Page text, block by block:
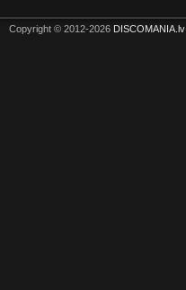
Copyright © 2012-2026 DISCOMANIA.lv